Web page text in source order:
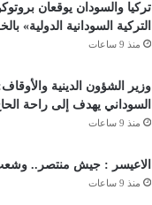
تركيا والسودان يوقعان
التركية السودانية الدولية»
منذ 9 ساعات
وزير الشؤون الدينية
السوداني يهدف إلى راحة
منذ 9 ساعات
الاعيسر : جيش منتصر..
منذ 9 ساعات